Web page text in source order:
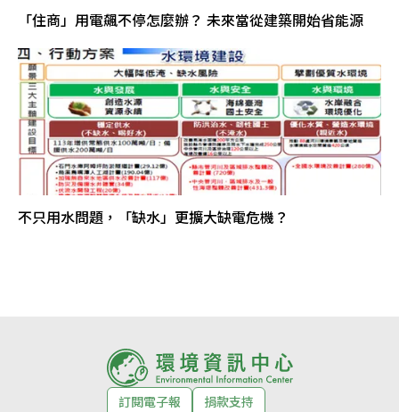
「住商」用電飆不停怎麼辦？ 未來當從建築開始省能源
不只用水問題，「缺水」更擴大缺電危機？
訂閱電子報 捐款支持